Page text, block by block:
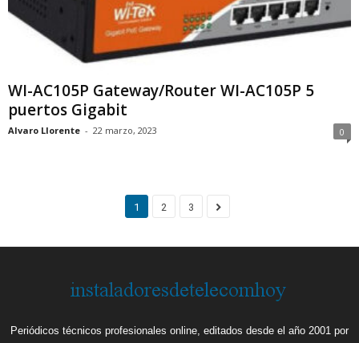
WI-AC105P Gateway/Router WI-AC105P 5
puertos Gigabit
Alvaro Llorente - 22 marzo, 2023 0
1 2 3
Periódicos técnicos profesionales online, editados desde el año 2001 por